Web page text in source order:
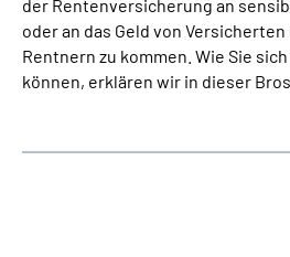
der Rentenversicherung an
oder an das Geld von
Rentnern zu kommen. Wie Sie
können, erklären wir in dieser